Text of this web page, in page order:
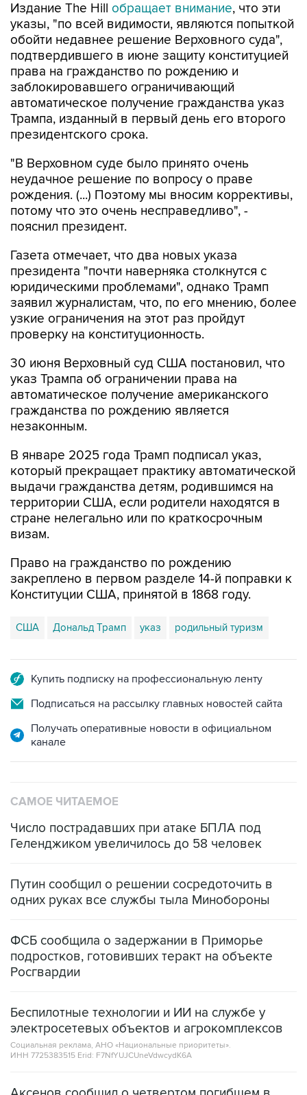
Издание The Hill обращает внимание, что эти
указы, "по всей видимости, являются попыткой
обойти недавнее решение Верховного суда",
подтвердившего в июне защиту конституцией
права на гражданство по рождению и
заблокировавшего ограничивающий
автоматическое получение гражданства указ
Трампа, изданный в первый день его второго
президентского срока.
"В Верховном суде было принято очень
неудачное решение по вопросу о праве
рождения. (...) Поэтому мы вносим коррективы,
потому что это очень несправедливо", -
пояснил президент.
Газета отмечает, что два новых указа
президента "почти наверняка столкнутся с
юридическими проблемами", однако Трамп
заявил журналистам, что, по его мнению, более
узкие ограничения на этот раз пройдут
проверку на конституционность.
30 июня Верховный суд США постановил, что
указ Трампа об ограничении права на
автоматическое получение американского
гражданства по рождению является
незаконным.
В январе 2025 года Трамп подписал указ,
который прекращает практику автоматической
выдачи гражданства детям, родившимся на
территории США, если родители находятся в
стране нелегально или по краткосрочным
визам.
Право на гражданство по рождению
закреплено в первом разделе 14-й поправки к
Конституции США, принятой в 1868 году.
США Дональд Трамп указ родильный туризм
Купить подписку на профессиональную ленту
Подписаться на рассылку главных новостей сайта
Получать оперативные новости в официальном
канале
САМОЕ ЧИТАЕМОЕ
Число пострадавших при атаке БПЛА под
Геленджиком увеличилось до 58 человек
Путин сообщил о решении сосредоточить в
одних руках все службы тыла Минобороны
ФСБ сообщила о задержании в Приморье
подростков, готовивших теракт на объекте
Росгвардии
Беспилотные технологии и ИИ на службе у
электросетевых объектов и агрокомплексов
Социальная реклама, АНО «Национальные приоритеты».
ИНН 7725383515 Erid: F7NfYUJCUneVdwcydK6A